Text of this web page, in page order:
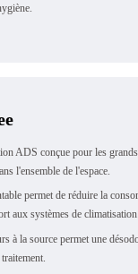
ADS conçue pour les
l'ensemble de l'espace.
permet de réduire la
aux systèmes de climatisation.
à la source permet une